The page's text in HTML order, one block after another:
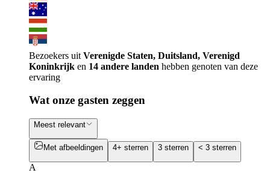
Bezoekers uit Verenigde Staten, Duitsland, Verenigd
Koninkrijk en 14 andere landen hebben genoten van deze
ervaring
Wat onze gasten zeggen
Meest relevant
Met afbeeldingen 4+ sterren 3 sterren < 3 sterren
A